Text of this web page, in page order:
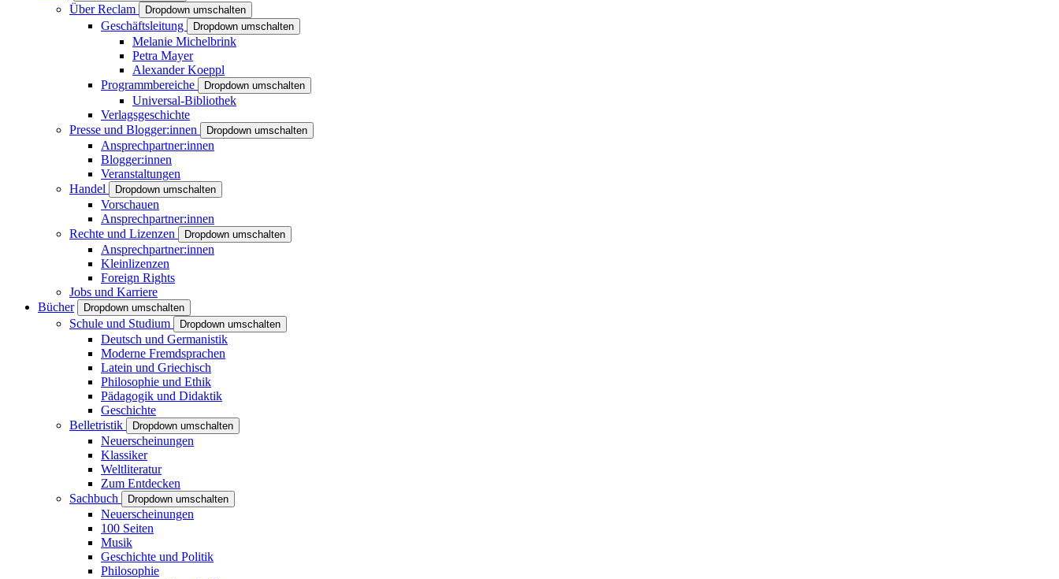
Über Reclam Dropdown umschalten
Geschäftsleitung Dropdown umschalten
Melanie Michelbrink
Petra Mayer
Alexander Koeppl
Programmbereiche
Dropdown umschalten
Universal-Bibliothek
Verlagsgeschichte
Presse und Blogger:innen
Dropdown umschalten
Ansprechpartner:innen
Blogger:innen
Veranstaltungen
Handel
Dropdown umschalten
Vorschauen
Ansprechpartner:innen
Rechte und Lizenzen
Dropdown umschalten
Ansprechpartner:innen
Kleinlizenzen
Foreign Rights
Jobs und Karriere
Bücher
Dropdown umschalten
Schule und Studium Dropdown umschalten
Deutsch und Germanistik
Moderne Fremdsprachen
Latein und Griechisch
Philosophie und Ethik
Pädagogik und Didaktik
Geschichte
Belletristik
Dropdown umschalten
Neuerscheinungen
Klassiker
Weltliteratur
Zum Entdecken
Sachbuch
Dropdown umschalten
Neuerscheinungen
100 Seiten
Musik
Geschichte und Politik
Philosophie